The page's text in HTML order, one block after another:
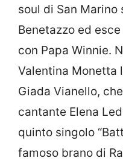
soul di San
Benetazzo ed
con Papa Winnie.
Valentina Monetta
Giada Vianello,
cantante Elena
quinto singolo
famoso brano di